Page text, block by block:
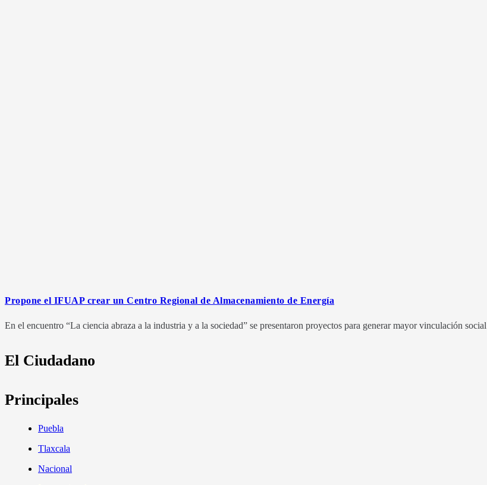
Propone el IFUAP crear un Centro Regional de Almacenamiento de Energía
En el encuentro “La ciencia abraza a la industria y a la sociedad” se presentaron proyectos para generar mayor vinculación social
El Ciudadano
Principales
Puebla
Tlaxcala
Nacional